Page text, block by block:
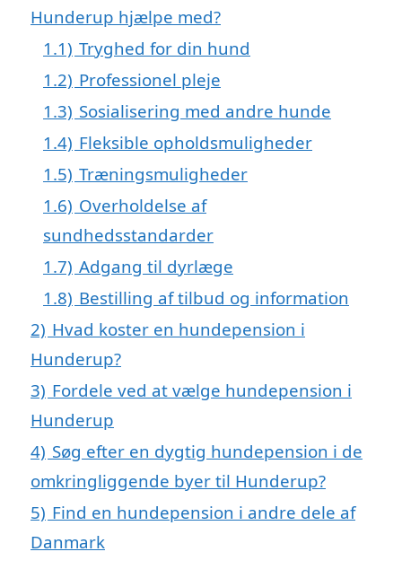
Hunderup hjælpe med?
1.1) Tryghed for din hund
1.2) Professionel pleje
1.3) Sosialisering med andre hunde
1.4) Fleksible opholdsmuligheder
1.5) Træningsmuligheder
1.6) Overholdelse af
sundhedsstandarder
1.7) Adgang til dyrlæge
1.8) Bestilling af tilbud og information
2) Hvad koster en hundepension i
Hunderup?
3) Fordele ved at vælge hundepension i
Hunderup
4) Søg efter en dygtig hundepension i de
omkringliggende byer til Hunderup?
5) Find en hundepension i andre dele af
Danmark